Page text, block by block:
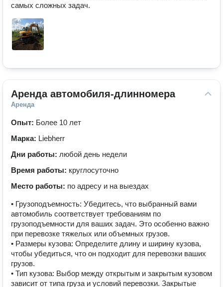
самых сложных задач.
Аренда автомобиля-длинномера
Аренда
Опыт: Более 10 лет
Марка: Liebherr
Дни работы: любой день недели
Время работы: круглосуточно
Место работы: по адресу и на выездах
• Грузоподъемность: Убедитесь, что выбранный вами
автомобиль соответствует требованиям по
грузоподъемности для ваших задач. Это особенно важно
при перевозке тяжелых или объемных грузов.
• Размеры кузова: Определите длину и ширину кузова,
чтобы убедиться, что он подходит для перевозки ваших
грузов.
• Тип кузова: Выбор между открытым и закрытым кузовом
зависит от типа груза и условий перевозки. Закрытые